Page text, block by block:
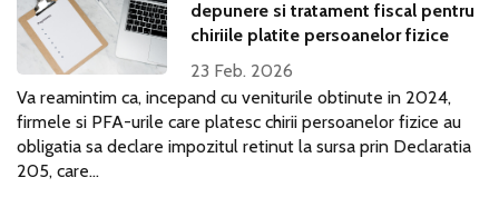
depunere si tratament fiscal pentru
chiriile platite persoanelor fizice
23 Feb. 2026
Va reamintim ca, incepand cu veniturile obtinute in 2024,
firmele si PFA-urile care platesc chirii persoanelor fizice au
obligatia sa declare impozitul retinut la sursa prin Declaratia
205, care...